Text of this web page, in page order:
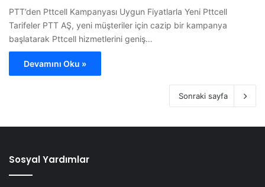
PTT’den Pttcell Kampanyası Uygun Fiyatlarla Yeni Pttcell
Tarifeler PTT AŞ, yeni müşteriler için cazip bir kampanya
başlatarak Pttcell hizmetlerini geniş…
Devamını Oku »
Sonraki sayfa
Sosyal Yardımlar